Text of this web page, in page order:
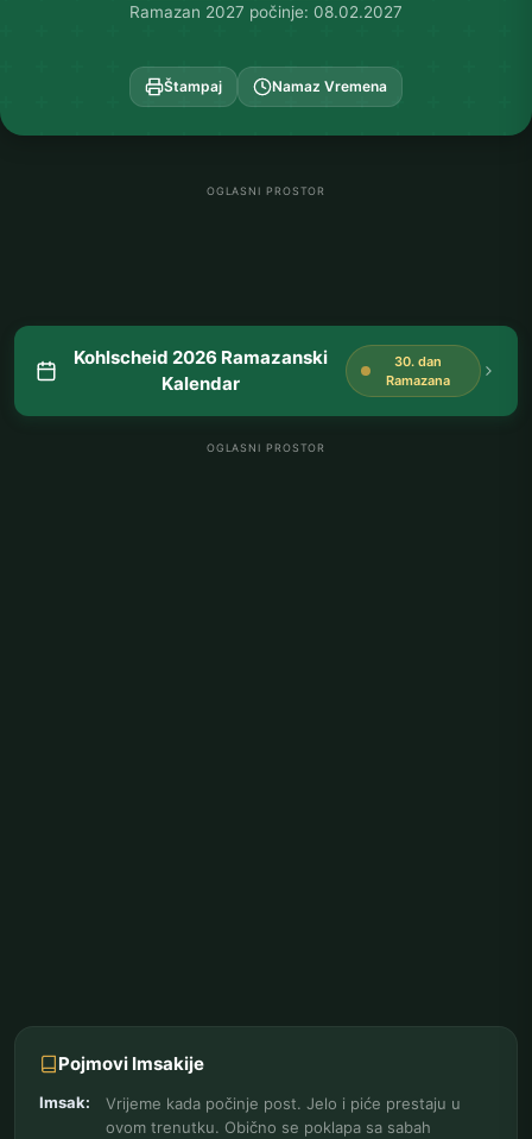
Ramazan 2027 počinje: 08.02.2027
Štampaj Namaz Vremena
OGLASNI PROSTOR
Kohlscheid 2026 Ramazanski
Kalendar
30. dan
Ramazana
OGLASNI PROSTOR
Pojmovi Imsakije
Imsak:
Vrijeme kada počinje post. Jelo i piće prestaju u
ovom trenutku. Obično se poklapa sa sabah